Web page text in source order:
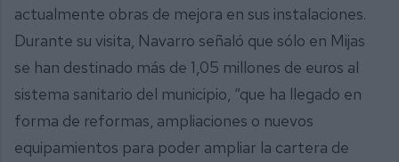
actualmente obras de mejora en sus instalaciones.
Durante su visita, Navarro señaló que sólo en Mijas
se han destinado más de 1,05 millones de euros al
sistema sanitario del municipio, “que ha llegado en
forma de reformas, ampliaciones o nuevos
equipamientos para poder ampliar la cartera de